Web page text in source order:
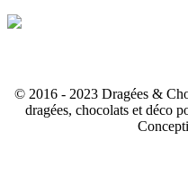
© 2016 - 2023 Dragées &
dragées, chocolats et déco